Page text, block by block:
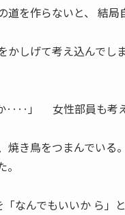
を作らないと、 結局
しげて考え込んでし
‥‥」 女性部員も考
き鳥をつまんでいる。
なんでもいいか ら」